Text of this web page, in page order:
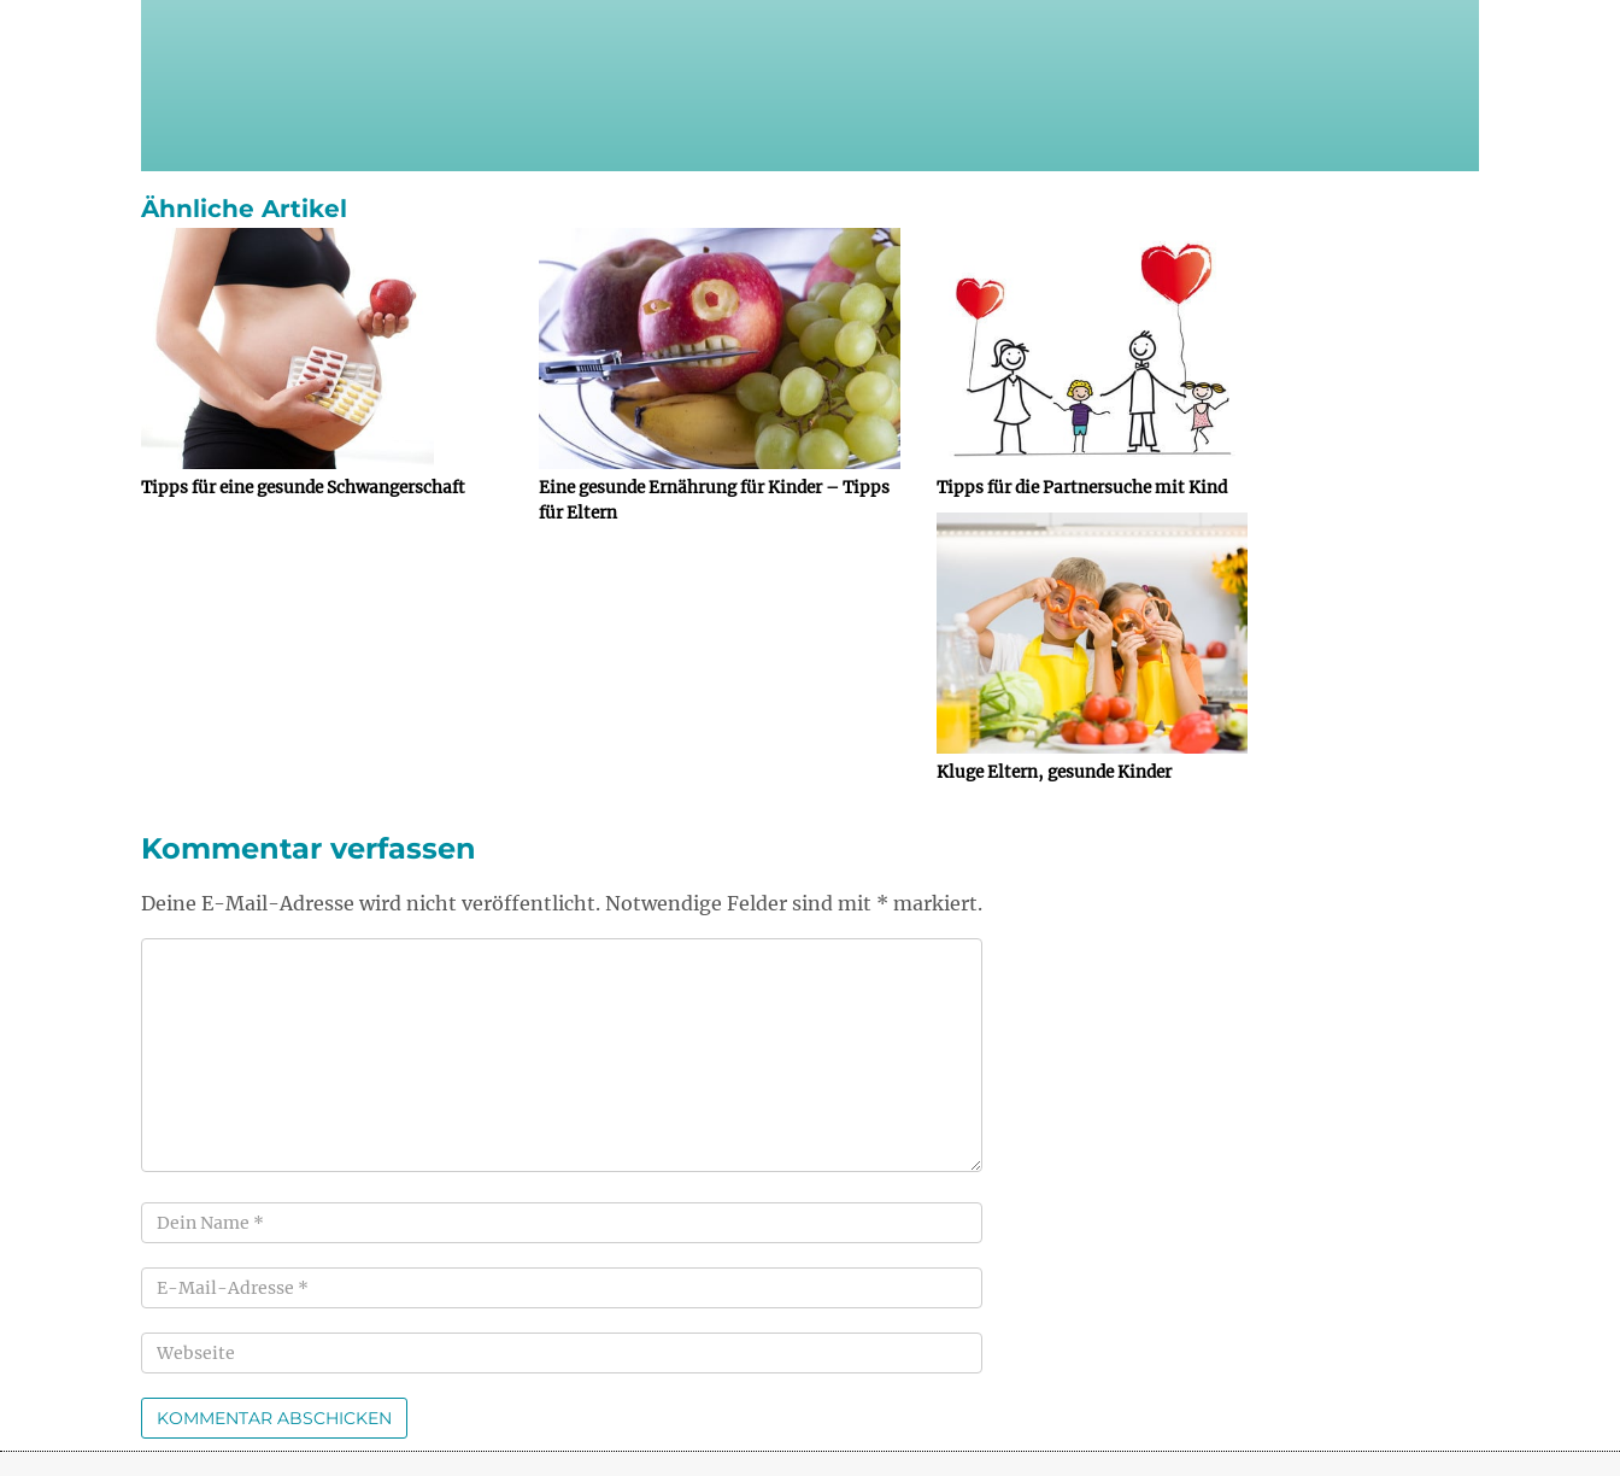
Ähnliche Artikel
Tipps für eine gesunde Schwangerschaft
Eine gesunde Ernährung für Kinder – Tipps
für Eltern
Tipps für die Partnersuche mit Kind
Kluge Eltern, gesunde Kinder
Kommentar verfassen
Deine E-Mail-Adresse wird nicht veröffentlicht. Notwendige Felder sind mit * markiert.